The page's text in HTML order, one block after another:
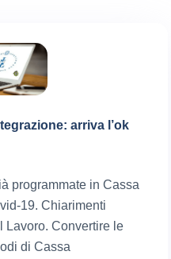
arriva l’ok
programmate in Cassa
19. Chiarimenti
Lavoro. Convertire le
di Cassa